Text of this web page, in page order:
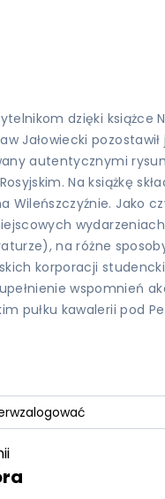
dzięki
Jałowiecki
autentycznymi
Na książkę
Wileńszczyźnie. Jako
na różne
korporacji
wspomnień
pułku kawalerii pod
zalogować